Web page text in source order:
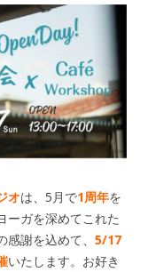
オは、5月で1周年を
ーガを深めてこれた
謝を込めて、 5/17
いたします。お好き